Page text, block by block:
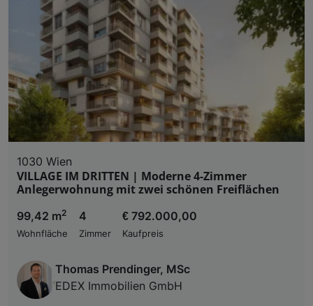
1030 Wien
VILLAGE IM DRITTEN | Moderne 4-Zimmer
Anlegerwohnung mit zwei schönen Freiflächen
99,42 m2
Wohnfläche
4
Zimmer
€ 792.000,00
Kaufpreis
Thomas Prendinger, MSc
EDEX Immobilien GmbH